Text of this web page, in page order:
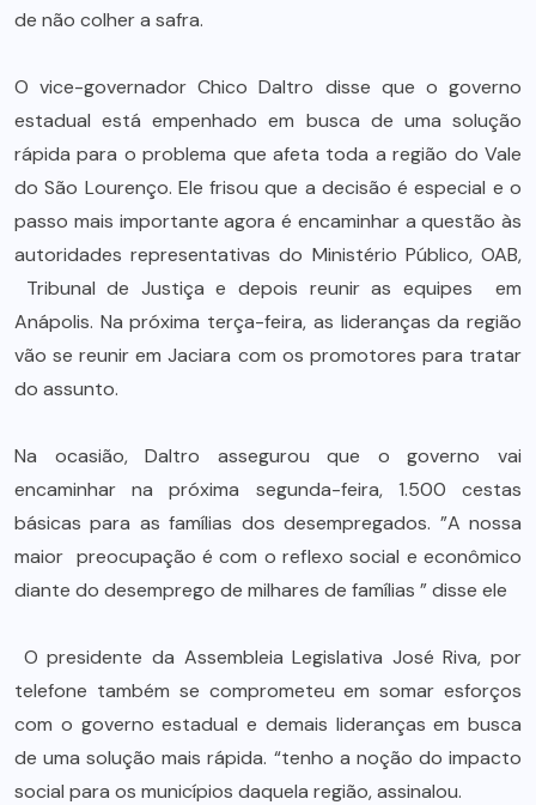
de não colher a safra.
O vice-governador Chico Daltro disse que o governo
estadual está empenhado em busca de uma solução
rápida para o problema que afeta toda a região do Vale
do São Lourenço. Ele frisou que a decisão é especial e o
passo mais importante agora é encaminhar a questão às
autoridades representativas do Ministério Público, OAB,
Tribunal de Justiça e depois reunir as equipes em
Anápolis. Na próxima terça-feira, as lideranças da região
vão se reunir em Jaciara com os promotores para tratar
do assunto.
Na ocasião, Daltro assegurou que o governo vai
encaminhar na próxima segunda-feira, 1.500 cestas
básicas para as famílias dos desempregados. ”A nossa
maior preocupação é com o reflexo social e econômico
diante do desemprego de milhares de famílias ” disse ele
O presidente da Assembleia Legislativa José Riva, por
telefone também se comprometeu em somar esforços
com o governo estadual e demais lideranças em busca
de uma solução mais rápida. “tenho a noção do impacto
social para os municípios daquela região, assinalou.